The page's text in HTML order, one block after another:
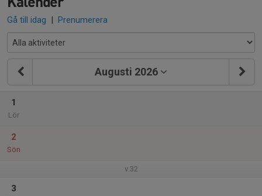
Gå till idag | Prenumerera
Augusti 2026
1
Lör
2
Sön
v.32
3